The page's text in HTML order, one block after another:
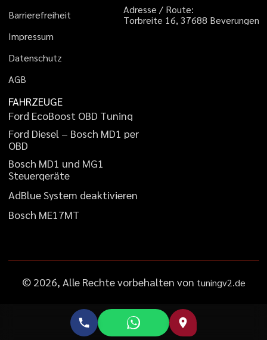
Barrierefreiheit
Impressum
Datenschutz
AGB
Adresse / Route:
Torbreite 16, 37688 Beverungen
FAHRZEUGE
Ford EcoBoost OBD Tuning
Ford Diesel – Bosch MD1 per
OBD
Bosch MD1 und MG1
Steuergeräte
AdBlueSystem deaktivieren
Bosch ME17MT
© 2026, Alle Rechte vorbehalten von tuningv2.de